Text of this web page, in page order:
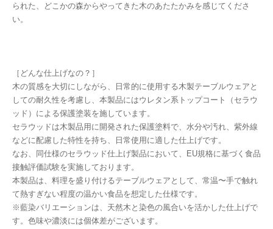
られた、どこかの森からやってきた木のあたたかみを感じてくださ
い。
［どんな仕上げなの？］
木の質感を大切にしながら、日常的に使用する木製テーブルウェアと
しての耐久性を考慮し、本製品にはウレタン系トップコート（セラウ
ッド）による保護塗装を施しています。
セラウッドは木製品用に開発された保護塗料で、水分や汚れ、紫外線
などに配慮した特性を持ち、日常使用に適した仕上げです。
なお、同仕様のセラウッド仕上げ製品において、EU規格に基づく食品
接触評価試験を実施しております。
本製品は、料理を盛り付けるテーブルウェアとして、常温〜手で触れ
て熱すぎない程度の温かい食品を想定した仕様です。
※藍染バリエーションは、天然木と染色の風合いを活かした仕上げで
す。色味や濃淡には個体差がございます。